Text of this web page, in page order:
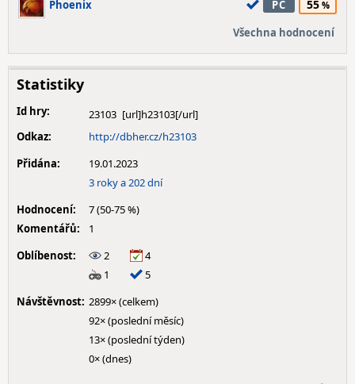
Phoenix PC 55
Všechna hodnocení
Statistiky
Id hry:
23103
Odkaz:
http://dbher.cz/h23103
Přidána:
19.01.2023
3 roky a 202 dní
Hodnocení:
7 (50-75 %)
Komentářů:
1
Oblíbenost:
2
4
1
5
Návštěvnost: 2899× (celkem)
92× (poslední měsíc)
13× (poslední týden)
0× (dnes)